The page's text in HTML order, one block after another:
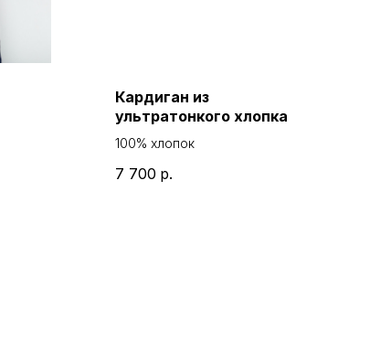
Кардиган из
ультратонкого хлопка
100% хлопок
7 700 р.